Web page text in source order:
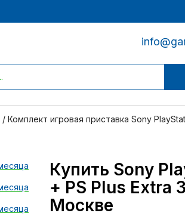
/ Комплект игровая приставка Sony
Купить Sony
+ PS Plus Extra
Москве